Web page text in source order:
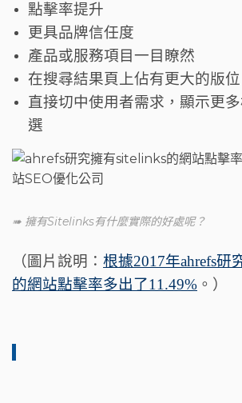
點擊率提升
更具品牌信任度
產品或服務項目一目瞭然
在搜尋結果頁上佔有更大的版位
直接切中使用者需求，顯示更
選
➠ 擁有Sitelinks有什麼實際的好處呢？
（圖片說明： 根據2017年ahrefs研
的網站點擊率多出了11.49% 。）